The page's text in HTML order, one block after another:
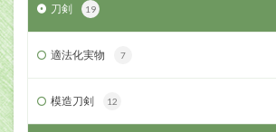
刀剣 19
適法化実物 7
模造刀剣 12